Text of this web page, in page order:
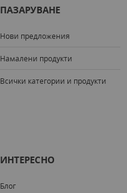
ПАЗАРУВАНЕ
Нови предложения
Намалени продукти
Всички категории и продукти
ИНТЕРЕСНО
Блог